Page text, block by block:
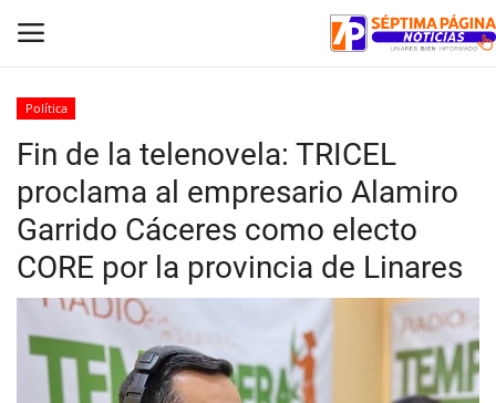
Inicio
Crónica
Policial
Tribunales
Deporte
Política
Fin de la telenovela: TRICEL
proclama al empresario Alamiro
Garrido Cáceres como electo
CORE por la provincia de Linares